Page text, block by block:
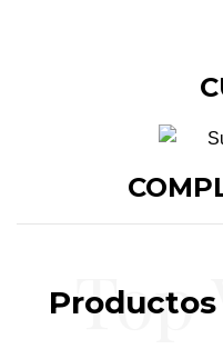
Productos
Top